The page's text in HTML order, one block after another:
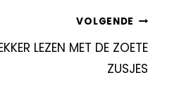
VOLGENDE
LEZEN MET DE ZOETE
ZUSJES